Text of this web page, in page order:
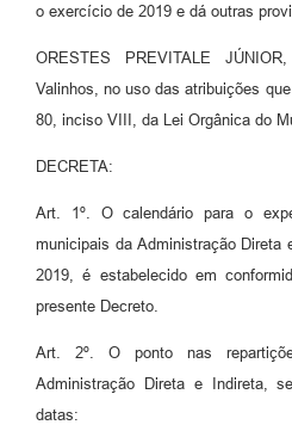
Galeria de Vídeos
Conselhos Municipais
Editais
Links
Telefones Úteis
A Prefeitura
o exercício de 2019 e dá outras
ORESTES PREVITALE
Valinhos, no uso das atribuições
80, inciso VIII, da Lei Orgânica do
DECRETA:
Art. 1º. O calendário para o
municipais da Administração
2019, é estabelecido em
presente Decreto.
Art. 2º. O ponto nas
Administração Direta e Indireta,
datas: